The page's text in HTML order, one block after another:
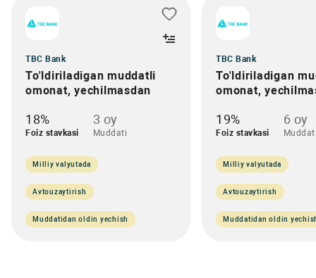
TBC Bank
To'ldiriladigan muddatli
omonat, yechilmasdan
18%
Foiz stavkasi
3 oy
Muddati
Milliy valyutada
Avtouzaytirish
Muddatidan oldin yechish
TBC Bank
To'ldiriladigan
omonat,
19%
Foiz stavkasi
6 oy
Milliy valyutada
Avtouzaytirish
Muddatidan oldin